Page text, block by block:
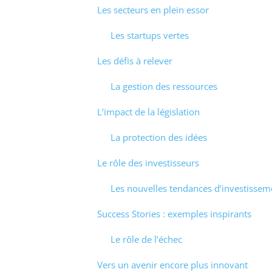
Les secteurs en plein essor
Les startups vertes
Les défis à relever
La gestion des ressources
L’impact de la législation
La protection des idées
Le rôle des investisseurs
Les nouvelles tendances
Success Stories : exemples inspirants
Le rôle de l’échec
Vers un avenir encore plus innovant